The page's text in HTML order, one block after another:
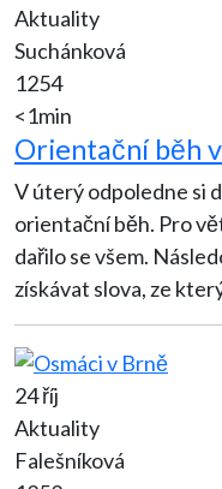
Aktuality
Suchánková
1254
<1min
Orientační běh
V úterý odpoledne si
orientační běh. Pro
dařilo se všem.
získávat slova, ze
24 říj
Aktuality
Falešníková